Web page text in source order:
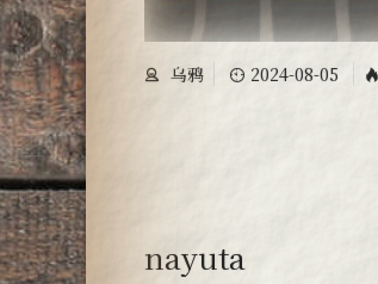
乌鸦 2024-08-05
nayuta